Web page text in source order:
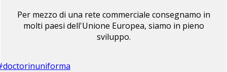
Per mezzo di una rete commerciale consegnamo in
molti paesi dell'Unione Europea, siamo in pieno
sviluppo.